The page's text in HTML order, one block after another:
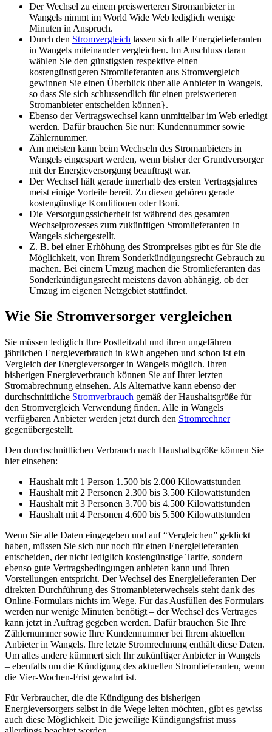
Der Wechsel zu einem preiswerteren Stromanbieter in
Wangels nimmt im World Wide Web lediglich wenige
Minuten in Anspruch.
Durch den Stromvergleich lassen sich alle Energielieferanten
in Wangels miteinander vergleichen. Im Anschluss daran
wählen Sie den günstigsten respektive einen
kostengünstigeren Stromlieferanten aus Stromvergleich
gewinnen Sie einen Überblick über alle Anbieter in Wangels,
so dass Sie sich schlussendlich für einen preiswerteren
Stromanbieter entscheiden können}.
Ebenso der Vertragswechsel kann unmittelbar im Web erledigt
werden. Dafür brauchen Sie nur: Kundennummer sowie
Zählernummer.
Am meisten kann beim Wechseln des Stromanbieters in
Wangels eingespart werden, wenn bisher der Grundversorger
mit der Energieversorgung beauftragt war.
Der Wechsel hält gerade innerhalb des ersten Vertragsjahres
meist einige Vorteile bereit. Zu diesen gehören gerade
kostengünstige Konditionen oder Boni.
Die Versorgungssicherheit ist während des gesamten
Wechselprozesses zum zukünftigen Stromlieferanten in
Wangels sichergestellt.
Z. B. bei einer Erhöhung des Strompreises gibt es für Sie die
Möglichkeit, von Ihrem Sonderkündigungsrecht Gebrauch zu
machen. Bei einem Umzug machen die Stromlieferanten das
Sonderkündigungsrecht meistens davon abhängig, ob der
Umzug im eigenen Netzgebiet stattfindet.
Wie Sie Stromversorger vergleichen
Sie müssen lediglich Ihre Postleitzahl und ihren ungefähren
jährlichen Energieverbrauch in kWh angeben und schon ist ein
Vergleich der Energieversorger in Wangels möglich. Ihren
bisherigen Energieverbrauch können Sie auf Ihrer letzten
Stromabrechnung einsehen. Als Alternative kann ebenso der
durchschnittliche Stromverbrauch gemäß der Haushaltsgröße für
den Stromvergleich Verwendung finden. Alle in Wangels
verfügbaren Anbieter werden jetzt durch den Stromrechner
gegenübergestellt.
Den durchschnittlichen Verbrauch nach Haushaltsgröße können Sie
hier einsehen:
Haushalt mit 1 Person 1.500 bis 2.000 Kilowattstunden
Haushalt mit 2 Personen 2.300 bis 3.500 Kilowattstunden
Haushalt mit 3 Personen 3.700 bis 4.500 Kilowattstunden
Haushalt mit 4 Personen 4.600 bis 5.500 Kilowattstunden
Wenn Sie alle Daten eingegeben und auf “Vergleichen” geklickt
haben, müssen Sie sich nur noch für einen Energielieferanten
entscheiden, der nicht lediglich kostengünstige Tarife, sondern
ebenso gute Vertragsbedingungen anbieten kann und Ihren
Vorstellungen entspricht. Der Wechsel des Energielieferanten Der
direkten Durchführung des Stromanbieterwechsels steht dank des
Online-Formulars nichts im Wege. Für das Ausfüllen des Formulars
werden nur wenige Minuten benötigt – der Wechsel des Vertrages
kann jetzt in Auftrag gegeben werden. Dafür brauchen Sie Ihre
Zählernummer sowie Ihre Kundennummer bei Ihrem aktuellen
Anbieter in Wangels. Ihre letzte Stromrechnung enthält diese Daten.
Um alles andere kümmert sich Ihr zukünftiger Anbieter in Wangels
– ebenfalls um die Kündigung des aktuellen Stromlieferanten, wenn
die Vier-Wochen-Frist gewahrt ist.
Für Verbraucher, die die Kündigung des bisherigen
Energieversorgers selbst in die Wege leiten möchten, gibt es gewiss
auch diese Möglichkeit. Die jeweilige Kündigungsfrist muss